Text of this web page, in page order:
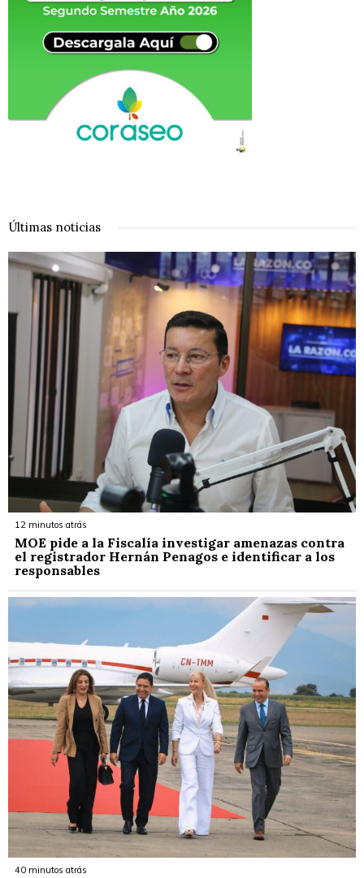
Últimas noticias
12 minutos atrás
MOE pide a la Fiscalía investigar amenazas contra
el registrador Hernán Penagos e identificar a los
responsables
40 minutos atrás